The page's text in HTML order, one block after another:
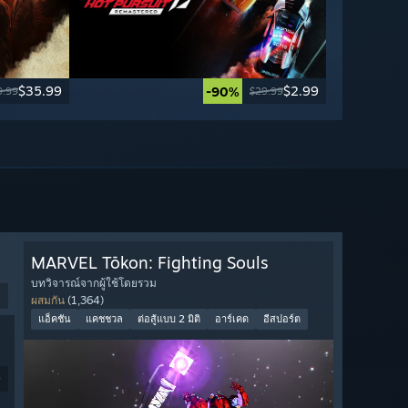
$35.99 -90% $29.99$2.99
MARVEL Tōkon: Fighting Souls
บทวิจารณ์จากผู้ใช้โดยรวม
ผสมกัน (1,364)
แอ็คชัน แคชชวล ต่อสู้แบบ 2 มิติ อาร์เคด อีสปอร์ต